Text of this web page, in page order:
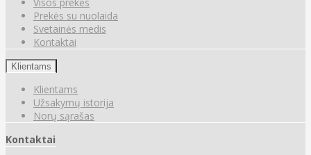
Visos prekės
Prekės su nuolaida
Svetainės medis
Kontaktai
Klientams
Klientams
Užsakymų istorija
Norų sąrašas
Kontaktai